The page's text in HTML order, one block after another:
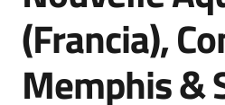
(Francia),
Memphis &